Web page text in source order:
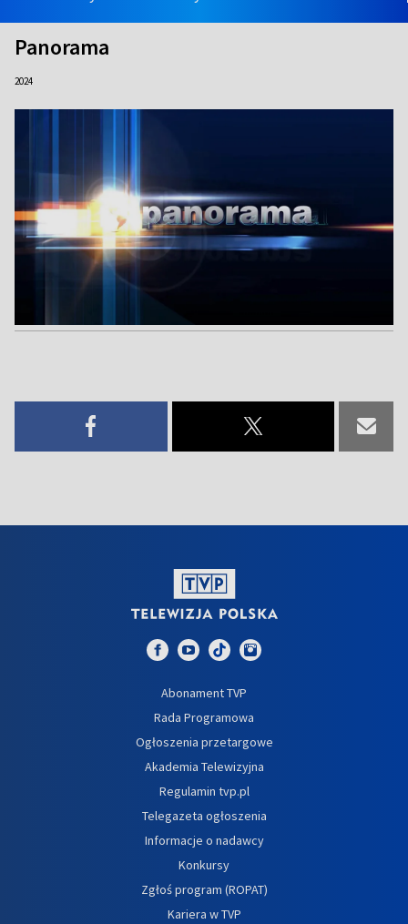
Panorama
2024
Abonament TVP
Rada Programowa
Ogłoszenia przetargowe
Akademia Telewizyjna
Regulamin tvp.pl
Telegazeta ogłoszenia
Informacje o nadawcy
Konkursy
Zgłoś program (ROPAT)
Kariera w TVP